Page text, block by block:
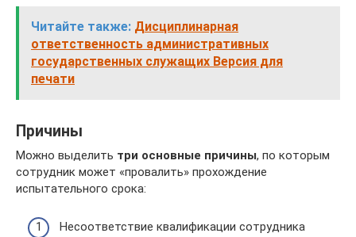
Читайте также: Дисциплинарная
ответственность административных
государственных служащих Версия для
печати
Причины
Можно выделить три основные причины, по которым
сотрудник может «провалить» прохождение
испытательного срока:
Несоответствие квалификации сотрудника